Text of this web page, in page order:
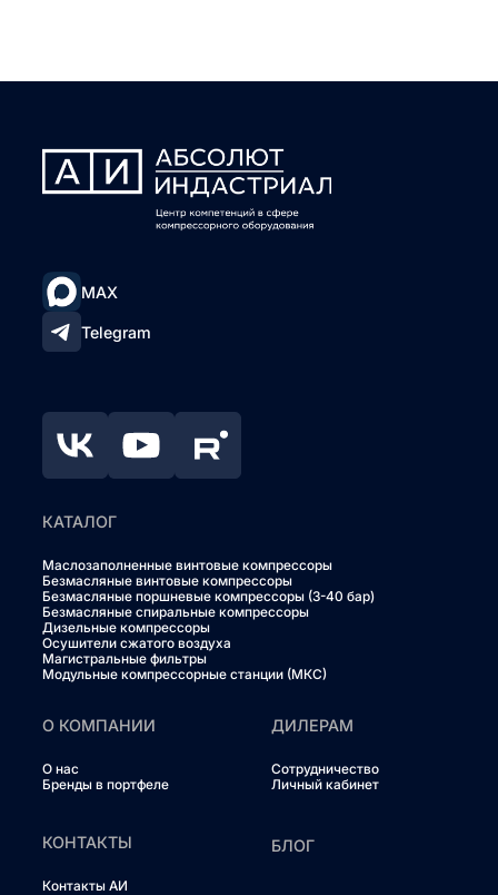
MAX
Telegram
КАТАЛОГ
Маслозаполненные винтовые компрессоры
Безмасляные винтовые компрессоры
Безмасляные поршневые компрессоры (3-40 бар)
Безмасляные спиральные компрессоры
Дизельные компрессоры
Осушители сжатого воздуха
Магистральные фильтры
Модульные компрессорные станции (МКС)
О КОМПАНИИ
О нас
Бренды в портфеле
ДИЛЕРАМ
Сотрудничество
Личный кабинет
КОНТАКТЫ
Контакты АИ
БЛОГ